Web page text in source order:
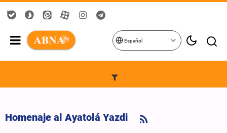
Español
Homenaje al Ayatolá Yazdi